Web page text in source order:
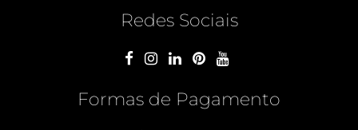
Redes Sociais
Formas de Pagamento